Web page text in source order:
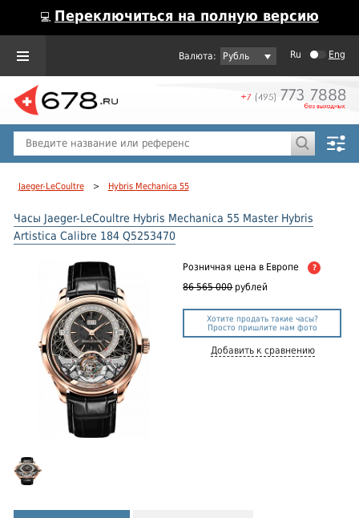
💻 Переключиться на полную версию
Рубль Ru Eng
Jaeger-LeCoultre > Hybris Mechanica 55
Часы Jaeger-LeCoultre Hybris Mechanica 55 Master Hybris
Artistica Calibre 184 Q5253470
Розничная цена в Европе ?
86 565 000 рублей
Хотите продать такие часы?
Просто пришлите нам фото
Добавить к сравнению